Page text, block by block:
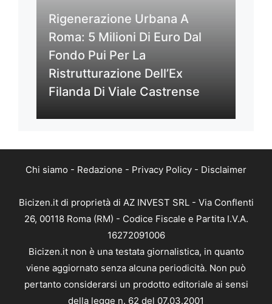
Rigenerazione Urbana A
Roma: 5 Milioni Di Euro Dal
Fondo Pui Per La
Ristrutturazione Dell’Ex
Filanda Di Viale Castrense
Chi siamo - Redazione - Privacy Policy - Disclaimer
Bicizen.it di proprietà di AZ INVEST SRL - Via Conflenti
26, 00118 Roma (RM) - Codice Fiscale e Partita I.V.A.
16272091006
Bicizen.it non è una testata giornalistica, in quanto
viene aggiornato senza alcuna periodicità. Non può
pertanto considerarsi un prodotto editoriale ai sensi
della legge n. 62 del 07.03.2001